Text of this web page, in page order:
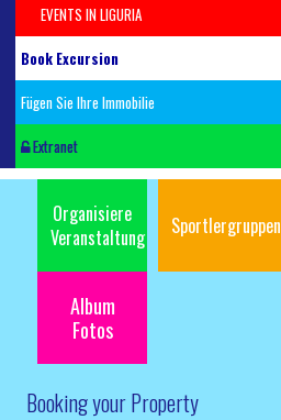
EVENTS IN LIGURIA
Book Excursion
Fügen Sie Ihre Immobilie
Extranet
Organisiere
Veranstaltung
Sportlergruppen
Album
Fotos
Booking your Property